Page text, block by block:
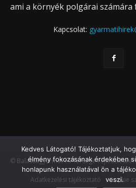
ami a környék polgárai számára
Kapcsolat:
© Balassagyarmat és Térsége
Adatkezelési tájékoztató Cookie
Kedves Látogató! Tájékoztatjuk,
élmény fokozásának érdekében
honlapunk használatával ön a
veszi.